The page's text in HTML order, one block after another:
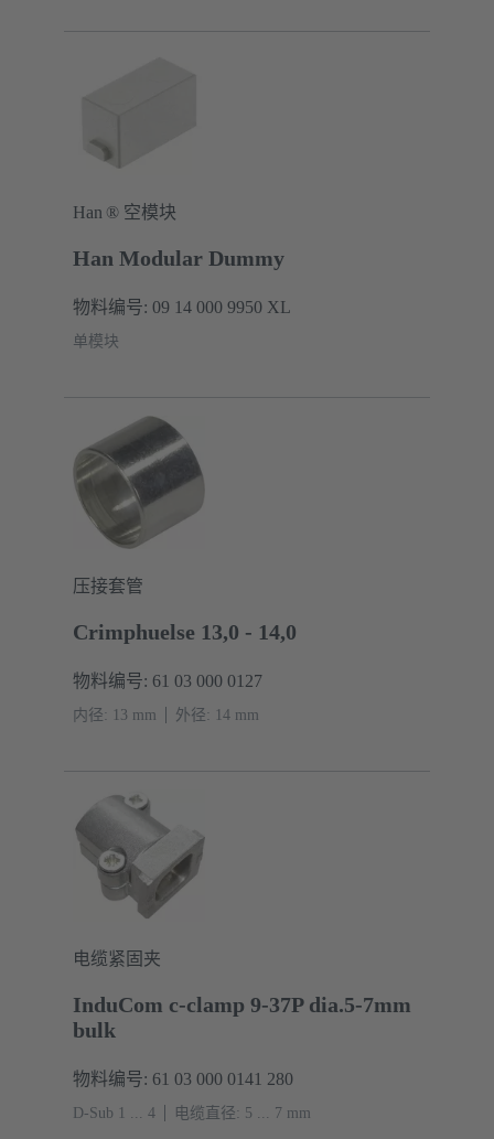
Han ® 空模块
Han Modular Dummy
物料编号: 09 14 000 9950 XL
单模块
压接套管
Crimphuelse 13,0 - 14,0
物料编号: 61 03 000 0127
内径: 13 mm 外径: ‌14 mm
电缆紧固夹
InduCom c-clamp 9-37P dia.5-7mm
bulk
物料编号: 61 03 000 0141 280
D-Sub 1 ... 4 电缆直径: 5 ... 7 mm